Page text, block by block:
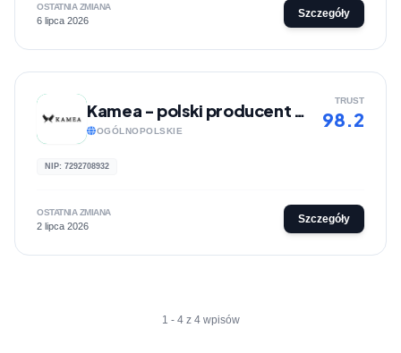
OSTATNIA ZMIANA
6 lipca 2026
Szczegóły
Kamea - polski producent nakryć głowy i szalików
OGÓLNOPOLSKIE
TRUST
98.2
NIP: 7292708932
OSTATNIA ZMIANA
2 lipca 2026
Szczegóły
1 - 4 z 4 wpisów